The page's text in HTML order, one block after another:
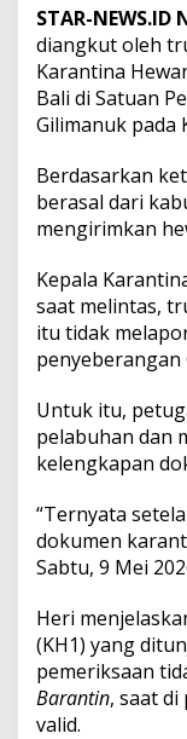
STAR-NEWS.ID
diangkut oleh
Karantina
Bali di Satuan
Gilimanuk pada
Berdasarkan
berasal dari
mengirimkan
Kepala
saat melintas,
itu tidak
penyeberangan
Untuk itu,
pelabuhan dan
kelengkapan
“Ternyata
dokumen
Sabtu, 9 Mei
Heri
(KH1) yang
pemeriksaan
Barantin, saat
valid.